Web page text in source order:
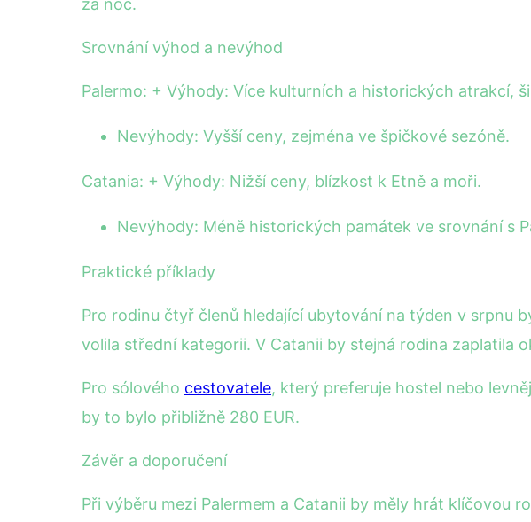
Srovnání výhod a nevýhod
Palermo: + Výhody: Více kulturních a historických atrakcí,
Nevýhody: Vyšší ceny, zejména ve špičkové sezóně.
Catania: + Výhody: Nižší ceny, blízkost k Etně a moři.
Nevýhody: Méně historických památek ve srovnání s
Praktické příklady
Pro rodinu čtyř členů hledající ubytování na týden v srpnu
volila střední kategorii. V Catanii by stejná rodina zaplatila
Pro sólového cestovatele, který preferuje hostel nebo
by to bylo přibližně 280 EUR.
Závěr a doporučení
Při výběru mezi Palermem a Catanii by měly hrát klíčovou